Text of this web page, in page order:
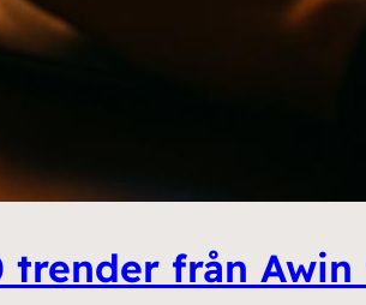
trender från